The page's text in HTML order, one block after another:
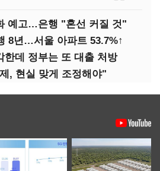
예고…은행 "혼선 커질 것"
8년…서울 아파트 53.7%↑
한데 정부는 또 대출 처방
, 현실 맞게 조정해야"